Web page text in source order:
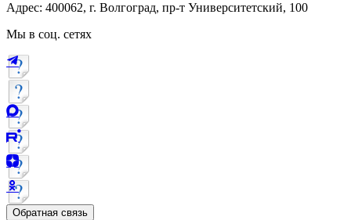
Адрес: 400062, г. Волгоград, пр-т Университетский, 100
Мы в соц. сетях
Обратная связь